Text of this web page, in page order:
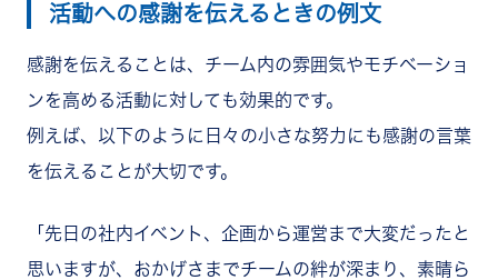
活動への感謝を伝えるときの例文
感謝を伝えることは、チーム内の雰囲気やモチベーショ
ンを高める活動に対しても効果的です。
例えば、以下のように日々の小さな努力にも感謝の言葉
を伝えることが大切です。
「先日の社内イベント、企画から運営まで大変だったと
思いますが、おかげさまでチームの絆が深まり、素晴ら